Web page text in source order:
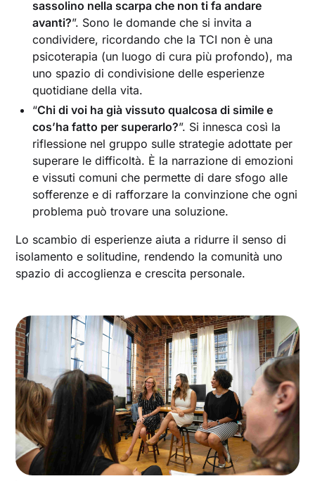
sassolino nella scarpa che non ti fa andare
avanti?”. Sono le domande che si invita a
condividere, ricordando che la TCI non è una
psicoterapia (un luogo di cura più profondo), ma
uno spazio di condivisione delle esperienze
quotidiane della vita.
“Chi di voi ha già vissuto qualcosa di simile e
cos’ha fatto per superarlo?”. Si innesca così la
riflessione nel gruppo sulle strategie adottate per
superare le difficoltà. È la narrazione di emozioni
e vissuti comuni che permette di dare sfogo alle
sofferenze e di rafforzare la convinzione che ogni
problema può trovare una soluzione.
Lo scambio di esperienze aiuta a ridurre il senso di
isolamento e solitudine, rendendo la comunità uno
spazio di accoglienza e crescita personale.